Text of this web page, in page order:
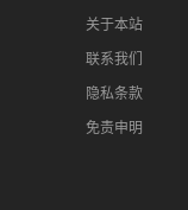
关于本站
联系我们
隐私条款
免责申明